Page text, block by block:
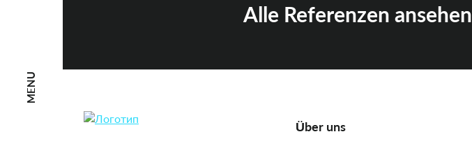
MENU
Alle Referenzen ansehen
Über uns